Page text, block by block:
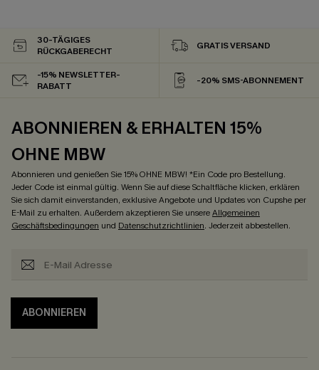
30-TÄGIGES
RÜCKGABERECHT
GRATIS VERSAND
-15% NEWSLETTER-
RABATT
-20% SMS-ABONNEMENT
ABONNIEREN & ERHALTEN 15%
OHNE MBW
Abonnieren und genießen Sie 15% OHNE MBW! *Ein Code pro Bestellung.
Jeder Code ist einmal gültig. Wenn Sie auf diese Schaltfläche klicken, erklären
Sie sich damit einverstanden, exklusive Angebote und Updates von Cupshe per
E-Mail zu erhalten. Außerdem akzeptieren Sie unsereAllgemeinen
Geschäftsbedingungen und Datenschutzrichtlinien. Jederzeit abbestellen.
ABONNIEREN